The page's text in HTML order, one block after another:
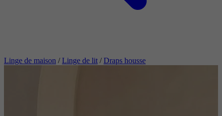
Linge de maison / Linge de lit / Draps housse